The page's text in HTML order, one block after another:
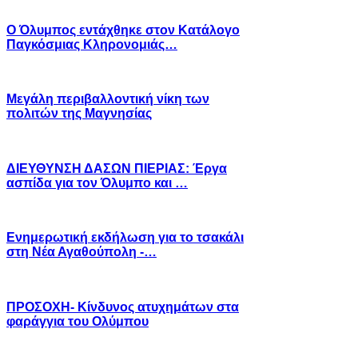
Ο Όλυμπος εντάχθηκε στον Κατάλογο
Παγκόσμιας Κληρονομιάς…
Μεγάλη περιβαλλοντική νίκη των
πολιτών της Μαγνησίας
ΔΙΕΥΘΥΝΣΗ ΔΑΣΩΝ ΠΙΕΡΙΑΣ: Έργα
ασπίδα για τον Όλυμπο και …
Ενημερωτική εκδήλωση για το τσακάλι
στη Νέα Αγαθούπολη -…
ΠΡΟΣΟΧΗ- Κίνδυνος ατυχημάτων στα
φαράγγια του Ολύμπου